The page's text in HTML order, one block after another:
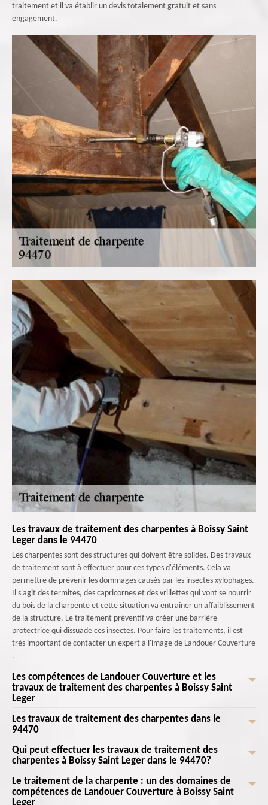
traitement et il va établir un devis totalement gratuit et sans
engagement.
Les travaux de traitement des charpentes à Boissy Saint
Leger dans le 94470
Les charpentes sont des structures qui doivent être solides. Des travaux
de traitement sont à effectuer pour ces types d'éléments. Cela va
permettre de prévenir les dommages causés par les insectes xylophages.
Il s'agit des termites, des capricornes et des vrillettes qui vont se nourrir
du bois de la charpente et cette situation va entraîner un affaiblissement
de la structure. Le traitement préventif va créer une barrière
protectrice qui dissuade ces insectes. Pour faire les traitements, il est
très important de contacter un expert à l'image de Landouer Couverture
.
Les compétences de Landouer Couverture et les
travaux de traitement des charpentes à Boissy Saint
Leger
Une multitude d'opérations s'effectue pour les charpentes des maisons.
En fait, il faut absolument effectuer des travaux de traitement. Ces
opérations maintiennent la sécurité de la maison. Si la charpente est
affaiblie, il est possible de compromettre la sécurité de toute la maison.
sécurité structurelle de la maison pour les occupants. Un professionnel
comme Landouer Couverture prend en main les missions et il dresse un
Les travaux de traitement des charpentes dans le
94470
Les opérations de traitement des charpentes permettent de les adapter
aux conditions climatiques. Ainsi, on peut offrir une protection spécifique
contre l'humidité, les températures élevées et les variations
saisonnières. Ainsi, il y a une adaptation de la solution aux besoins
Qui peut effectuer les travaux de traitement des
charpentes à Boissy Saint Leger dans le 94470?
Les travaux de traitement s'effectuent pour une multitude de structures.
En fait, il est possible de les réaliser pour les charpentes. Ces
Le traitement de la charpente : un des domaines de
compétences de Landouer Couverture à Boissy Saint
Leger